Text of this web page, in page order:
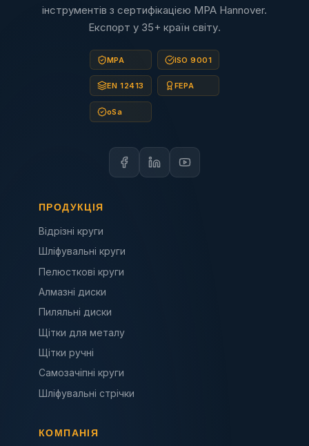
інструментів з сертифікацією MPA Hannover.
Експорт у 35+ країн світу.
MPA ISO 9001
EN 12413 FEPA
oSa
ПРОДУКЦІЯ
Відрізні круги
Шліфувальні круги
Пелюсткові круги
Алмазні диски
Пиляльні диски
Щітки для металу
Щітки ручні
Самозачіпні круги
Шліфувальні стрічки
КОМПАНІЯ